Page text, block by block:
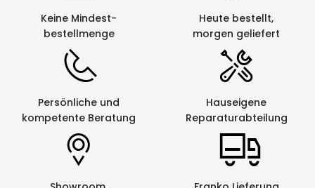
Keine Mindest-
bestellmenge
Heute bestellt,
morgen geliefert
Persönliche und
kompetente Beratung
Hauseigene
Reparaturabteilung